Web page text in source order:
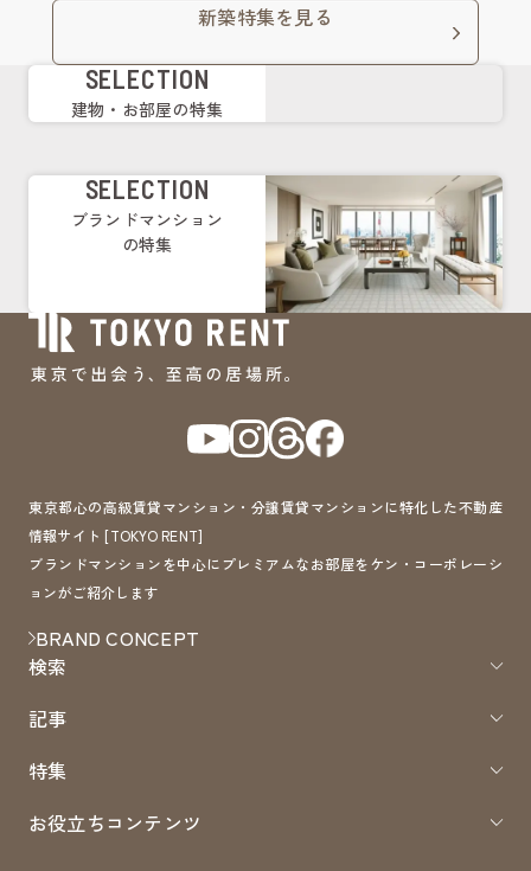
新築特集を見る
SELECTION
建物・お部屋の特集
SELECTION
ブランドマンション
の特集
東京都心の高級賃貸マンション・分譲賃貸マンションに特化した不動産
情報サイト [TOKYO RENT]
ブランドマンションを中心にプレミアムなお部屋をケン・コーポレーシ
ョンがご紹介します
BRAND CONCEPT
検索
記事
特集
お役立ちコンテンツ